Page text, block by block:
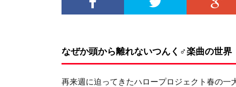
なぜか頭から離れないつんく♂楽曲の世界
再来週に迫ってきたハロープロジェクト春の